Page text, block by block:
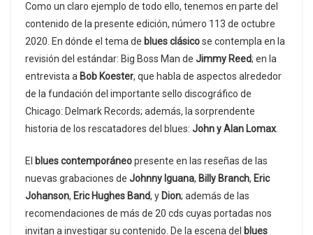
Como un claro ejemplo de todo ello, tenemos en parte del
contenido de la presente edición, número 113 de octubre
2020. En dónde el tema de blues clásicose contempla en la
revisión del estándar: Big Boss Man de Jimmy Reed; en la
entrevista a Bob Koester, que habla de aspectos alrededor
de la fundación del importante sello discográfico de
Chicago: Delmark Records; además, la sorprendente
historia de los rescatadores del blues: John y Alan Lomax
El blues contemporáneopresente en las reseñas de las
nuevas grabaciones de Johnny Iguana, Billy Branch, Eric
Johanson, Eric Hughes Band, y Dion; además de las
recomendaciones de más de 20 cds cuyas portadas nos
invitan a investigar su contenido. De la escena del blues